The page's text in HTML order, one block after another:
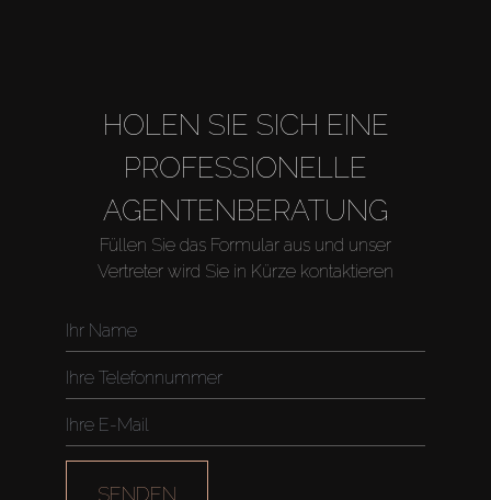
Miete
Verkaufen
Off-Plan
HOLEN SIE SICH EINE
PROFESSIONELLE
AGENTENBERATUNG
Füllen Sie das Formular aus und unser
Vertreter wird Sie in Kürze kontaktieren
SENDEN